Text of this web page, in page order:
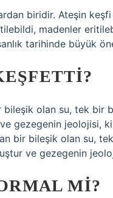
biridir. Ateşin
madenler
tarihinde büyük
olan su, tek bir
gezegenin jeolojisi,
bir bileşik olan su,
ve gezegenin
MI?